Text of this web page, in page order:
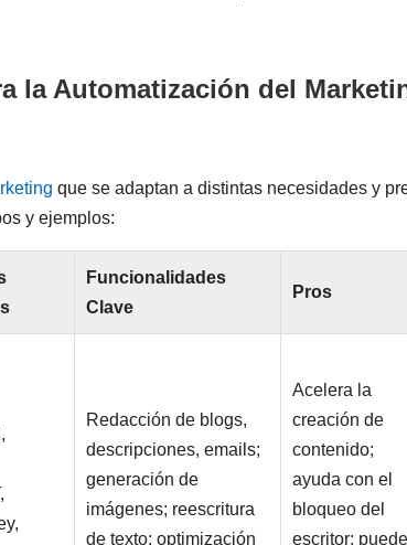
la Automatización del
que se adaptan a distintas necesidades y
y ejemplos:
Funcionalidades
Clave
Pros
Redacción de blogs,
descripciones, emails;
generación de
imágenes; reescritura
de texto; optimización
Acelera la
creación de
contenido;
ayuda con el
bloqueo del
escritor; puede